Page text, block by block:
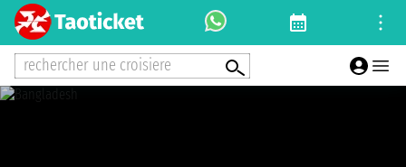
rechercher une croisiere